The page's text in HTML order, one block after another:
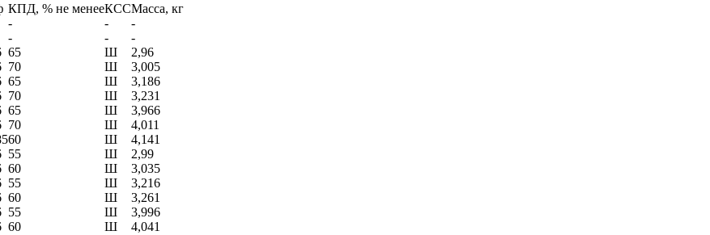
КПД, % не менееКССМасса, кг
- -
-
- -
-
65 Ш
2,96
70 Ш
3,005
65 Ш
3,186
70 Ш
3,231
65 Ш
3,966
70 Ш
4,011
60 Ш
4,141
55 Ш
2,99
60 Ш
3,035
55 Ш
3,216
60 Ш
3,261
55 Ш
3,996
60 Ш
4,041